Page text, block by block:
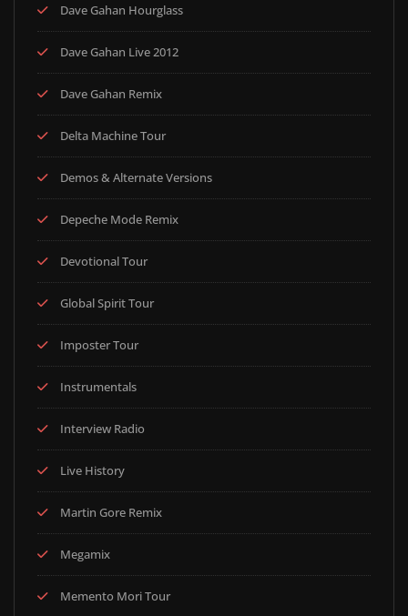
Dave Gahan Hourglass
Dave Gahan Live 2012
Dave Gahan Remix
Delta Machine Tour
Demos & Alternate Versions
Depeche Mode Remix
Devotional Tour
Global Spirit Tour
Imposter Tour
Instrumentals
Interview Radio
Live History
Martin Gore Remix
Megamix
Memento Mori Tour